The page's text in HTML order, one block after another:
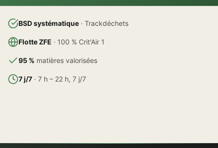
BSD systématique · Trackdéchets
Flotte ZFE · 100 % Crit'Air 1
95 % matières valorisées
7 j/7 · 7 h – 22 h, 7 j/7